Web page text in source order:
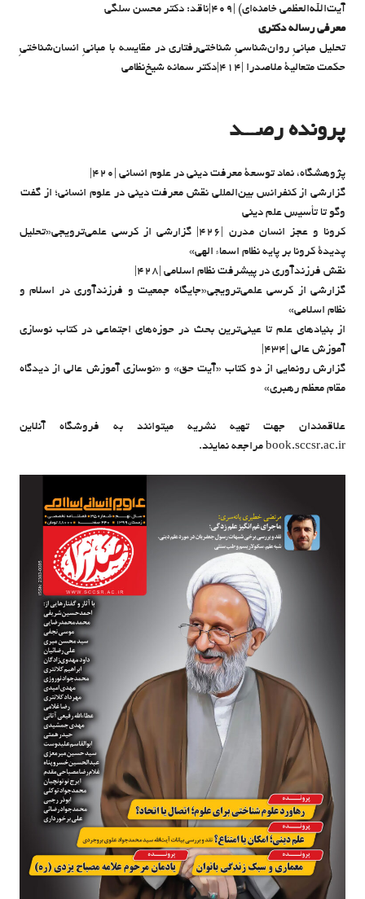
آیت‌الله‌العظمی خامنه‌ای) |۴۰۹|ناقد: دکتر محسن سلگی
معرفی رساله دکتری
تحلیل مبانیِ روان‌شناسیِ شناختی‌رفتاری در مقایسه با مبانیِ انسان‌شناختیِ
حکمت متعالیۀ ملاصدرا |۴۱۴|دکتر سمانه شیخ‌نظامی
پرونده رصـــد
پژوهشگاه، نماد توسعۀ معرفت دینی در علوم انسانی |۴۲۰|
گزارشی از کنفرانس بین‌المللی نقش معرفت دینی در علوم انسانی؛ از گفت
وگو تا تأسیس علم دینی
کرونا و عجز انسان مدرن |۴۲۶| گزارشی از کرسی علمی‌ترویجی«تحلیل
پدیدۀ کرونا بر پایه نظام اسماء الهی»
نقش فرزندآوری در پیشرفت نظام اسلامی |۴۲۸|
گزارشی از کرسی علمی‌ترویجی«جایگاه جمعیت و فرزندآوری در اسلام و
نظام اسلامی»
از بنیادهای علم تا عینی‌ترین بحث در حوزه‌های اجتماعی در کتاب نوسازی
آموزش عالی |۴۳۴|
گزارش رونمایی از دو کتاب «آیت حق» و «نوسازی آموزش عالی از دیدگاه
مقام معظم رهبری»
علاقمندان جهت تهیه نشریه میتوانند به فروشگاه آنلاین
book.sccsr.ac.ir مراجعه نمایند.